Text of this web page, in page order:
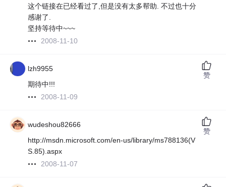
这个链接在已经看过了,但是没有太多帮助. 不过也十分
感谢了.
坚持等待中~~~
2008-11-10
lzh9955
期待中!!!
2008-11-09
赞
wudeshou82666
http://msdn.microsoft.com/en-us/library/ms788136(V
S.85).aspx
2008-11-07
赞